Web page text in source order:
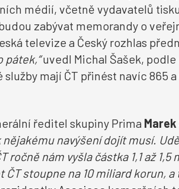
médií, včetně vydavatelů
zabývat memorandy o
televize a Český rozhlas
pátek,“uvedl Michal Šašek,
mají ČT přinést navíc 865
ředitel skupiny Prima
nějakému navýšení dojít musí.
ročně nám vyšla částka 1,1 až
stoupne na 10 miliard korun, a